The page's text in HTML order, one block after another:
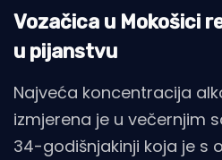
Vozačica u Mokošici
u pijanstvu
Najveća koncentracija
izmjerena je u večernjim
34-godišnjakinji koja je s